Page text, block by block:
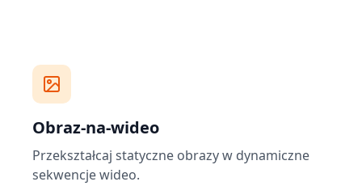
Obraz-na-wideo
Przekształcaj statyczne obrazy w dynamiczne
sekwencje wideo.